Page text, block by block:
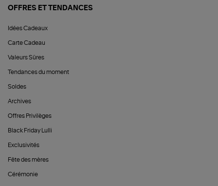
OFFRES ET TENDANCES
Idées Cadeaux
Carte Cadeau
Valeurs Sûres
Tendances du moment
Soldes
Archives
Offres Privilèges
Black Friday Lulli
Exclusivités
Fête des mères
Cérémonie